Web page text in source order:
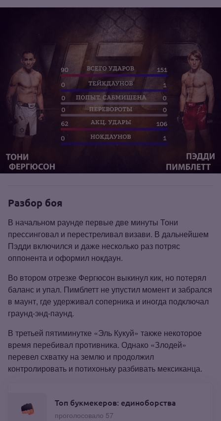
Разбор боя
В начальном раунде первые две минуты Тони
прессинговал и перестреливал визави. В дальнейшем
Пэдди включился и даже несколько раз потряс
оппонента и оформил нокдаун.
Во втором отрезке Фергюсон выкинул кик, но потерял
баланс и упал. Пимблетт не упустил момент и забрался
в маунт, где удерживал соперника и иногда подключал
граунд‑энд‑паунд.
В третьей пятиминутке «Эль Кукуй» также некоторое
время перебивал противника. Однако «Злодей»
перевел схватку на землю и продолжил
контролировать и потихоньку разбивать мексиканца.
Топ букмекеров: единоборства
проголосовало 57